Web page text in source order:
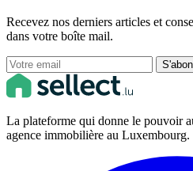
Recevez nos derniers articles et
dans votre boîte mail.
La plateforme qui donne le pouvoir
agence immobilière au Luxembourg.